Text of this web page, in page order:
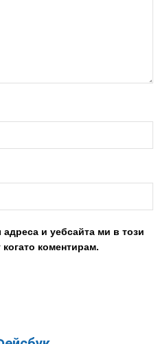
и уебсайта ми в този
коментирам.